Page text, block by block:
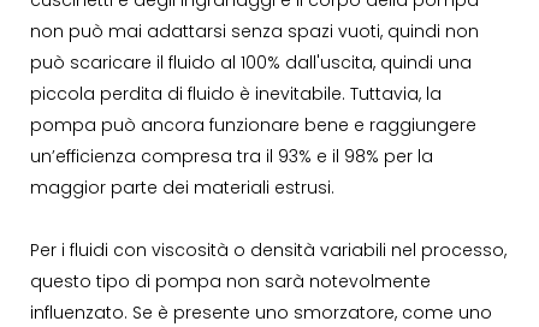
non può mai adattarsi senza spazi vuoti, quindi non
può scaricare il fluido al 100% dall'uscita, quindi una
piccola perdita di fluido è inevitabile. Tuttavia, la
pompa può ancora funzionare bene e raggiungere
un’efficienza compresa tra il 93% e il 98% per la
maggior parte dei materiali estrusi.
Per i fluidi con viscosità o densità variabili nel processo,
questo tipo di pompa non sarà notevolmente
influenzato. Se è presente uno smorzatore, come uno